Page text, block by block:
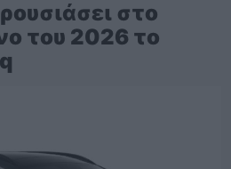
στο
του 2026 το